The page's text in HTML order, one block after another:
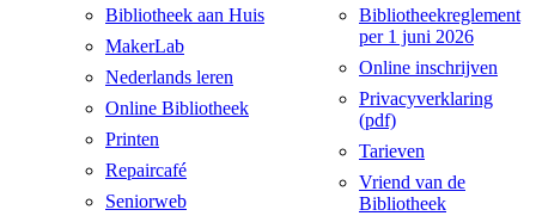
Bibliotheek aan Huis
MakerLab
Nederlands leren
Online Bibliotheek
Printen
Repaircafé
Seniorweb
Bibliotheekreglement
per 1 juni 2026
Online inschrijven
Privacyverklaring
(pdf)
Tarieven
Vriend van de
Bibliotheek